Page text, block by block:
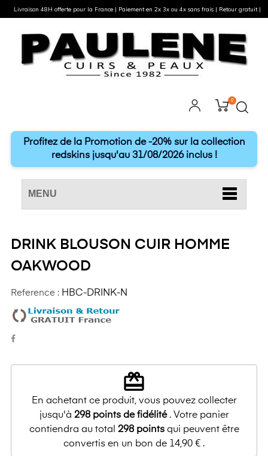
0
Profitez de la Promotion de -20% sur la collection
redskins jusqu'au 31/08/2026 inclus !
MENU
DRINK BLOUSON CUIR HOMME
OAKWOOD
Reference : HBC-DRINK-N
redeem
En achetant ce produit, vous pouvez collecter
jusqu'à 298points de fidélité. Votre panier
contiendra au total 298pointsqui peuvent être
convertis en un bon de 14,90 € .
Livraison 48H offerte pour la France | Paiement en 2x 3x ou 4x sans frais | Retour gratuit |